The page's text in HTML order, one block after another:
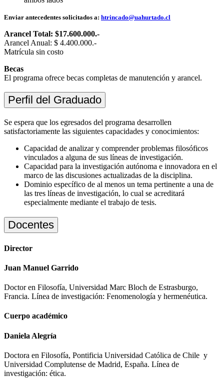
Enviar antecedentes solicitados a: htrincado@uahurtado.cl
Arancel Total: $17.600.000.-
Arancel Anual: $ 4.400.000.-
Matrícula sin costo
Becas
El programa ofrece becas completas de manutención y arancel.
Perfil del Graduado
Se espera que los egresados del programa desarrollen
satisfactoriamente las siguientes capacidades y conocimientos:
Capacidad de analizar y comprender problemas filosóficos
vinculados a alguna de sus líneas de investigación.
Capacidad para la investigación autónoma e innovadora en el
marco de las discusiones actualizadas de la disciplina.
Dominio específico de al menos un tema pertinente a una de
las tres líneas de investigación, lo cual se acreditará
especialmente mediante el trabajo de tesis.
Docentes
Director
Juan Manuel Garrido
Doctor en Filosofía, Universidad Marc Bloch de Estrasburgo,
Francia. Línea de investigación: Fenomenología y hermenéutica.
Cuerpo académico
Daniela Alegría
Doctora en Filosofía, Pontificia Universidad Católica de Chile y
Universidad Complutense de Madrid, España. Línea de
investigación: ética.